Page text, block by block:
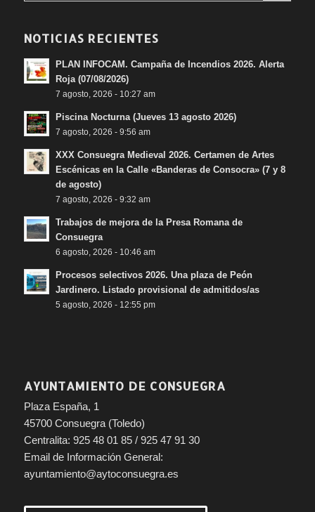
NOTICIAS RECIENTES
PLAN INFOCAM. Campaña de Incendios 2026. Alerta
Roja (07/08/2026)
7 agosto, 2026 - 10:27 am
Piscina Nocturna (Jueves 13 agosto 2026)
7 agosto, 2026 - 9:56 am
XXX Consuegra Medieval 2026. Certamen de Artes
Escénicas en la Calle «Banderas de Consocra» (7 y 8
de agosto)
7 agosto, 2026 - 9:32 am
Trabajos de mejora de la Presa Romana de
Consuegra
6 agosto, 2026 - 10:46 am
Procesos selectivos 2026. Una plaza de Peón
Jardinero. Listado provisional de admitidos/as
5 agosto, 2026 - 12:55 pm
AYUNTAMIENTO DE CONSUEGRA
Plaza España, 1
45700 Consuegra (Toledo)
Centralita: 925 48 01 85 / 925 47 91 30
Email de Información General:
ayuntamiento@aytoconsuegra.es